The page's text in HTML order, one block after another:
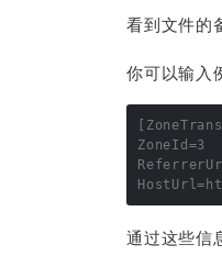
看到文件的
你可以输入
ZoneId=3
通过这些信